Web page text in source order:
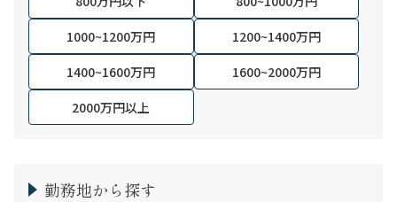
1000~1200万円
1200~1400万円
1400~1600万円
1600~2000万円
2000万円以上
勤務地から探す